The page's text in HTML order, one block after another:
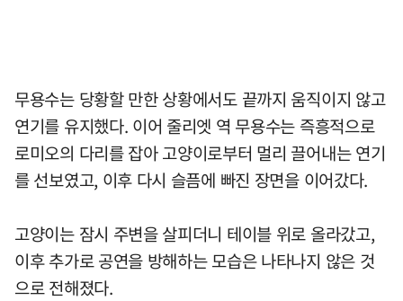
무용수는 당황할 만한 상황에서도 끝까지 움직이지 않고
연기를 유지했다. 이어 줄리엣 역 무용수는 즉흥적으로
로미오의 다리를 잡아 고양이로부터 멀리 끌어내는 연기
를 선보였고, 이후 다시 슬픔에 빠진 장면을 이어갔다.
고양이는 잠시 주변을 살피더니 테이블 위로 올라갔고,
이후 추가로 공연을 방해하는 모습은 나타나지 않은 것
으로 전해졌다.